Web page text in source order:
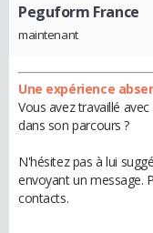
Peguform France
maintenant
Une expérience
Vous avez travaillé
dans son parcours ?
N'hésitez pas à lui
envoyant un message.
contacts.